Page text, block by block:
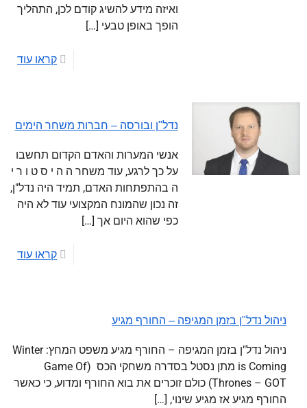
ואיזה מידע להשיג קודם לכן, התהליך
הופך באופן טבעי […]
קראו עוד
נדל"ן ובורסה – חברות משחר הימים
אנשי המערות והאדם הקדום תחשבו
על כך לרגע, עוד משחר ה ה י ס ט ו ר י
ה בהתפתחות האדם, תמיד היה נדל"ן,
זה נכון שהמונח המקצועי עוד לא היה
כפי שהוא היום אך […]
קראו עוד
ניהול נדל"ן בזמן המגיפה – החורף מגיע
ניהול נדל"ן בזמן המגיפה – החורף מגיע משפט המחץ: Winter
is Coming מתן נסטל בסדרה משחקי הכס (Game Of
Thrones – GOT) כולם זוכרים את בוא החורף ומדוע, כי כאשר
החורף מגיע אז מגיע שינוי, […]